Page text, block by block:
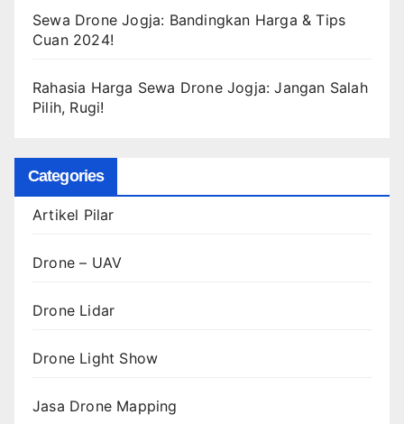
Sewa Drone Jogja: Bandingkan Harga & Tips
Cuan 2024!
Rahasia Harga Sewa Drone Jogja: Jangan Salah
Pilih, Rugi!
Categories
Artikel Pilar
Drone – UAV
Drone Lidar
Drone Light Show
Jasa Drone Mapping